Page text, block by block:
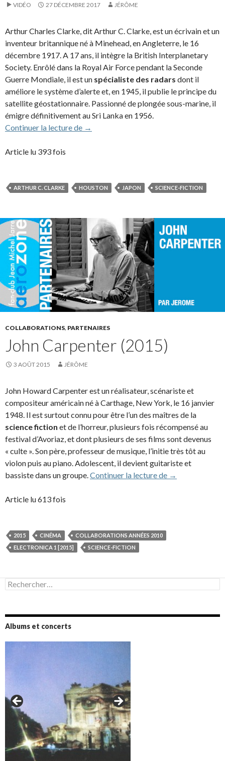
VIDÉO 27 DÉCEMBRE 2017 JÉRÔME
Arthur Charles Clarke, dit Arthur C. Clarke, est un écrivain et un
inventeur britannique né à Minehead, en Angleterre, le 16
décembre 1917. A 17 ans, il intègre la British Interplanetary
Society. Enrôlé dans la Royal Air Force pendant la Seconde
Guerre Mondiale, il est un spécialiste des radars dont il
améliore le système d’alerte et, en 1945, il publie le principe du
satellite géostationnaire. Passionné de plongée sous-marine, il
émigre définitivement au Sri Lanka en 1956.
Continuer la lecture de Arthur C. Clarke : la référence littéraire
→
Article lu 393 fois
ARTHUR C. CLARKE HOUSTON JAPON SCIENCE-FICTION
COLLABORATIONS, PARTENAIRES
John Carpenter (2015)
3 AOÛT 2015 JÉRÔME
John Howard Carpenter est un réalisateur, scénariste et
compositeur américain né à Carthage, New York, le 16 janvier
1948. Il est surtout connu pour être l’un des maîtres de la
science fiction et de l’horreur, plusieurs fois récompensé au
festival d’Avoriaz, et dont plusieurs de ses films sont devenus
« culte ». Son père, professeur de musique, l’initie très tôt au
violon puis au piano. Adolescent, il devient guitariste et
bassiste dans un groupe. Continuer la lecture de John Carpenter
→
Article lu 613 fois
2015 CINÉMA
COLLABORATIONS ANNÉES 2010
ELECTRONICA 1 [2015]
SCIENCE-FICTION
Rechercher :
Albums et concerts